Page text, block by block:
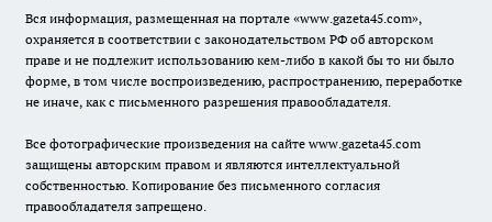
Вся информация, размещенная на портале «www.gazeta45.com»,
охраняется в соответствии с законодательством РФ об авторском
праве и не подлежит использованию кем-либо в какой бы то ни было
форме, в том числе воспроизведению, распространению, переработке
не иначе, как с письменного разрешения правообладателя.
Все фотографические произведения на сайте www.gazeta45.com
защищены авторским правом и являются интеллектуальной
собственностью. Копирование без письменного согласия
правообладателя запрещено.